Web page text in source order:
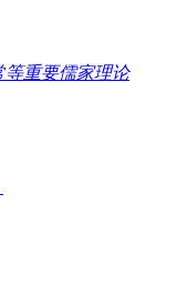
等重要儒家理论